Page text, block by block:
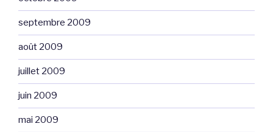
septembre 2009
août 2009
juillet 2009
juin 2009
mai 2009